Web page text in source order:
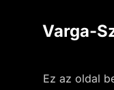
Varga-
Ez az oldal